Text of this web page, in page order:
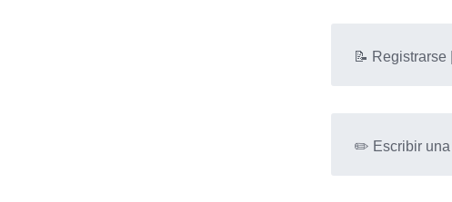
📝 Registrarse
✏️ Escribir una